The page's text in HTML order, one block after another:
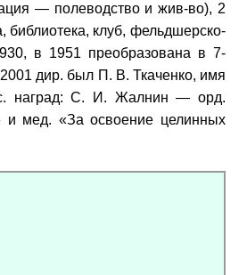
— полеводство и жив-во), 2
библиотека, клуб, фельдшерско-
в 1951 преобразована в 7-
дир. был П. В. Ткаченко, имя
наград: С. И. Жалнин — орд.
и мед. «За освоение целинных